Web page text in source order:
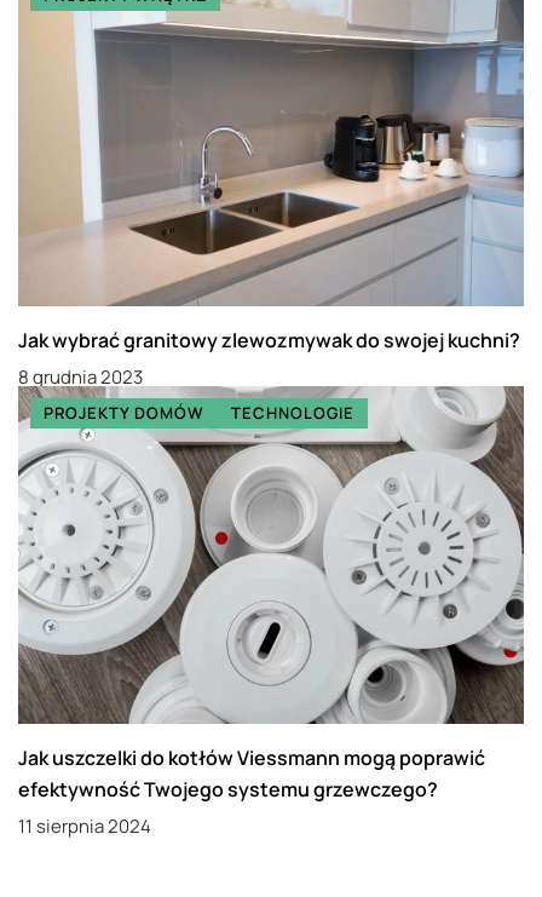
Jak wybrać granitowy zlewozmywak do swojej kuchni?
8 grudnia 2023
PROJEKTY DOMÓW TECHNOLOGIE
Jak uszczelki do kotłów Viessmann mogą poprawić
efektywność Twojego systemu grzewczego?
11 sierpnia 2024